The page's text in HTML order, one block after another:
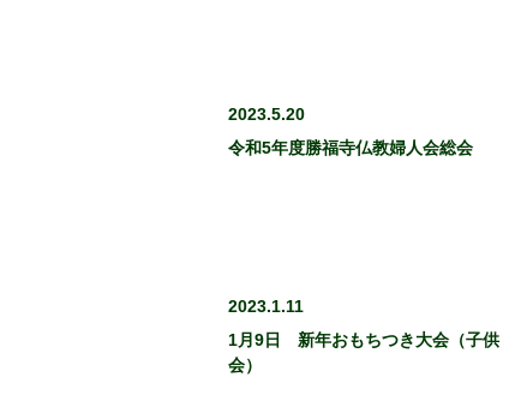
2023.5.20
令和5年度勝福寺仏教婦人会総会
2023.1.11
1月9日 新年おもちつき大会（子供
会）